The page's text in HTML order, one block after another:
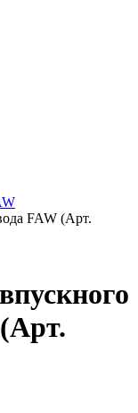
FAW (Арт.